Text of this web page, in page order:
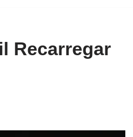
Recarregar